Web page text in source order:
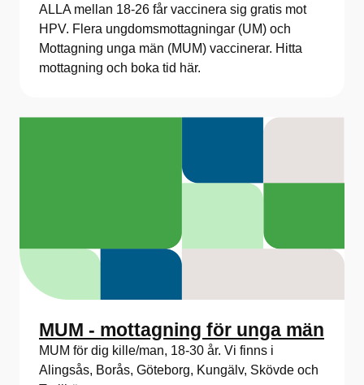
ALLA mellan 18-26 får vaccinera sig gratis mot
HPV. Flera ungdomsmottagningar (UM) och
Mottagning unga män (MUM) vaccinerar. Hitta
mottagning och boka tid här.
MUM - mottagning för unga män
MUM för dig kille/man, 18-30 år. Vi finns i
Alingsås, Borås, Göteborg, Kungälv, Skövde och